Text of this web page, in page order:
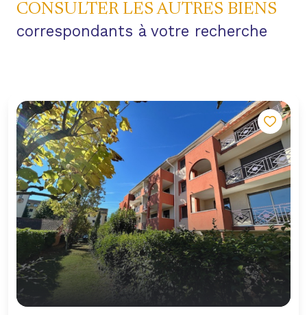
CONSULTER LES AUTRES BIENS
correspondants à votre recherche